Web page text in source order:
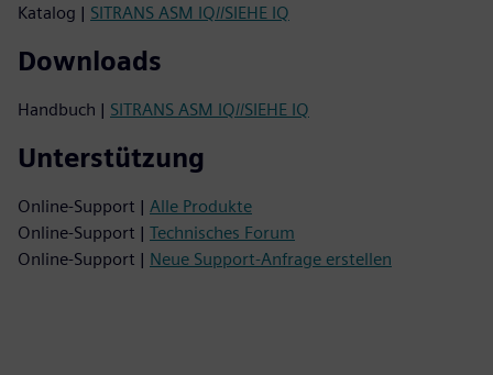
Katalog | SITRANS ASM IQ//SIEHE IQ
Downloads
Handbuch | SITRANS ASM IQ//SIEHE IQ
Unterstützung
Online-Support | Alle Produkte
Online-Support | Technisches Forum
Online-Support | Neue Support-Anfrage erstellen